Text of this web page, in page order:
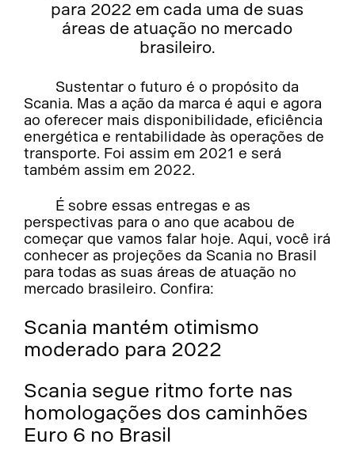
para 2022 em cada uma de suas
áreas de atuação no mercado
brasileiro.
Sustentar o futuro é o propósito da
Scania. Mas a ação da marca é aqui e agora
ao oferecer mais disponibilidade, eficiência
energética e rentabilidade às operações de
transporte. Foi assim em 2021 e será
também assim em 2022.
É sobre essas entregas e as
perspectivas para o ano que acabou de
começar que vamos falar hoje. Aqui, você irá
conhecer as projeções da Scania no Brasil
para todas as suas áreas de atuação no
mercado brasileiro. Confira:
Scania mantém otimismo
moderado para 2022
Scania segue ritmo forte nas
homologações dos caminhões
Euro 6 no Brasil